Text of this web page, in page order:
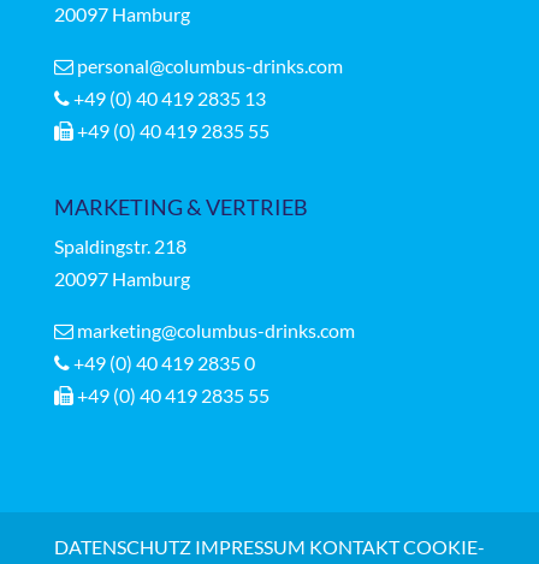
20097 Hamburg
personal@columbus-drinks.com
+49 (0) 40 419 2835 13
+49 (0) 40 419 2835 55
MARKETING & VERTRIEB
Spaldingstr. 218
20097 Hamburg
marketing@columbus-drinks.com
+49 (0) 40 419 2835 0
+49 (0) 40 419 2835 55
DATENSCHUTZ IMPRESSUM KONTAKTCOOKIE-